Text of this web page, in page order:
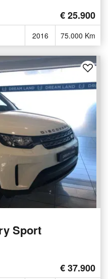
€ 25.900
2016 75.000 Km
Sport
€ 37.900